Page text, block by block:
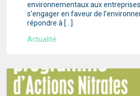
environnementaux aux
s’engager en faveur de
répondre à […]
Actualité